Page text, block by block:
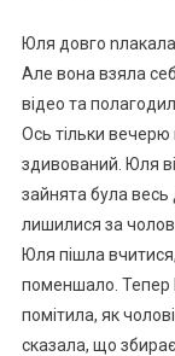
Юля довго
Але вона взяла
відео та
Ось тільки вечерю
здивований. Юля
зайнята була весь
лишилися за
Юля пішла
поменшало. Тепер
помітила, як
сказала, що